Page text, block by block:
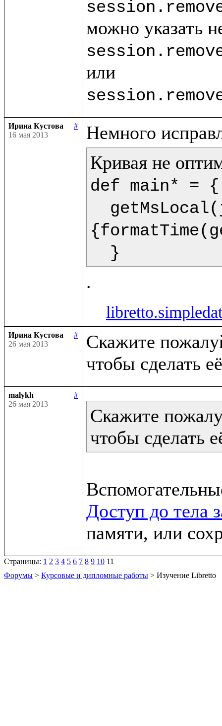
Ирина Кустова
#
16 мая 2013
def main* = {
  }
Ирина Кустова
#
26 мая 2013
Скажите
malykh
#
26 мая 2013
Скажите
чтобы сделать
Доступ до тела
памяти, или
Страницы: 1 2 3 4 5 6 7 8 9 10 11
Форумы > Курсовые и дипломные работы > Изучение Libretto